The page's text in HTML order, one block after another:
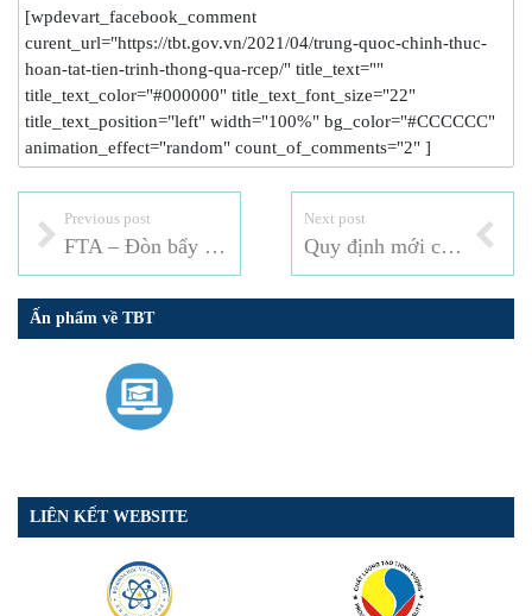
[wpdevart_facebook_comment
curent_url="https://tbt.gov.vn/2021/04/trung-quoc-chinh-thuc-
hoan-tat-tien-trinh-thong-qua-rcep/" title_text=""
title_text_color="#000000" title_text_font_size="22"
title_text_position="left" width="100%" bg_color="#CCCCCC"
animation_effect="random" count_of_comments="2" ]
Previous post
FTA – Đòn bẩy cho xuất khẩu gạo
Next post
Quy định mới của EU về chứng thư đối với thủy sản xuất khẩu
Ấn phẩm về TBT
LIÊN KẾT WEBSITE